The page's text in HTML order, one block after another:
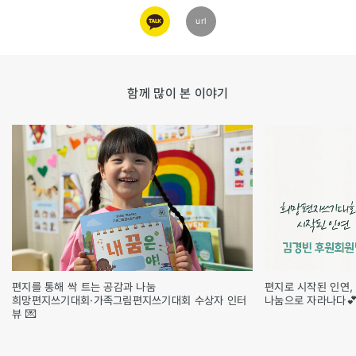
카카오
링크
url
함께 많이 본 이야기
편지를 통해 싹 트는 공감과 나눔
희망편지쓰기대회·가족그림편지쓰기대회 수상자 인터
뷰 💌
편지로 시작된 인연,
나눔으로 자라나다